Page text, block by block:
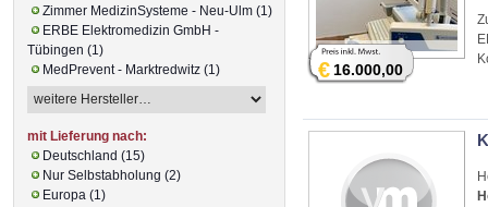
€16.000,00
Zimmer MedizinSysteme - Neu-Ulm (1)
ERBE Elektromedizin GmbH -
Tübingen (1)
MedPrevent - Marktredwitz (1)
mit Lieferung nach:
Deutschland (15)
Nur Selbstabholung (2)
Europa (1)